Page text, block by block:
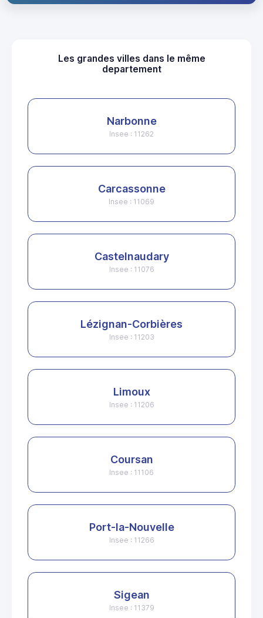
Les grandes villes dans le même
departement
Narbonne
Insee : 11262
Carcassonne
Insee : 11069
Castelnaudary
Insee : 11076
Lézignan-Corbières
Insee : 11203
Limoux
Insee : 11206
Coursan
Insee : 11106
Port-la-Nouvelle
Insee : 11266
Sigean
Insee : 11379